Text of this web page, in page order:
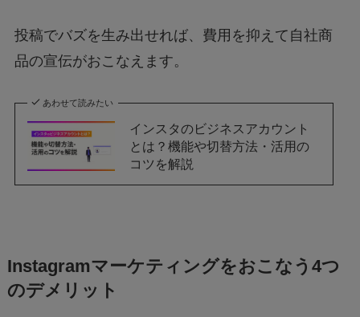
投稿でバズを生み出せれば、費用を抑えて自社商
品の宣伝がおこなえます。
あわせて読みたい
インスタのビジネスアカウント
とは？機能や切替方法・活用の
コツを解説
Instagramマーケティングをおこなう4つ
のデメリット